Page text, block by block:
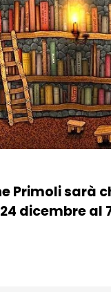
Primoli sarà
dicembre al